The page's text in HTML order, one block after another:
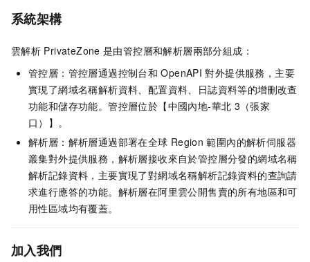
系統架構
雲解析 PrivateZone 是由管控層和解析層兩部分組成：
管控層：管控層通過控制台和 OpenAPI 對外提供服務，主要
實現了網域名稱解析資料、配置資料、日誌資料等的增刪改查
功能和儲存功能。管控層位於【中國內地-華北 3（張家
口）】。
解析層：解析層通過部署在全球 Region 範圍內的解析伺服器
叢集對外提供服務，解析層接收來自於管控層分發的網域名稱
解析記錄資料，主要實現了對網域名稱解析記錄資料的查詢請
求進行應答的功能。解析層在阿里雲公開售賣的所有地區和可
用性區域均有覆蓋。
加入我們